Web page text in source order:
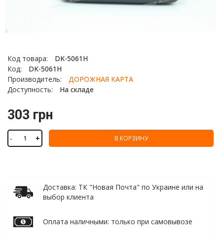
Код товара:
DK-5061H
Код:
DK-5061H
Производитель:
ДОРОЖНАЯ КАРТА
Доступность:
На складе
303 грн
- + В КОРЗИНУ
Доставка: ТК "Новая Почта" по Украине или на
выбор клиента
Оплата наличными: только при самовывозе